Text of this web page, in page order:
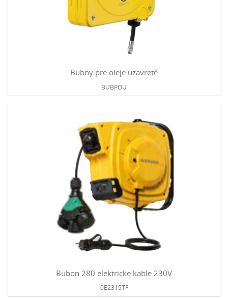
Bubny pre oleje uzavreté
BUBPOU
Bubon 280 elektricke kable 230V
0E2315TF